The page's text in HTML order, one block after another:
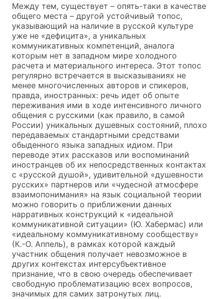
Между тем, существует – опять-таки в качестве
общего места – другой устойчивый топос,
указывающий на наличие в русской культуре
уже не «дефицита», а уникальных
коммуникативных компетенций, аналога
которым нет в западном мире холодного
расчета и материального интереса. Этот топос
регулярно встречается в высказываниях не
менее многочисленных авторов и спикеров,
правда, иностранных: речь идет об опыте
переживания ими в ходе интенсивного личного
общения с русскими (как правило, в самой
России) уникальных душевных состояний, плохо
передаваемых стандартными средствами
обыденного языка западных идиом. При
переводе этих рассказов или воспоминаний
иностранцев об их непосредственных контактах
с «русской душой», удивительной «душевности
русских» партнеров или «чудесной атмосфере
взаимопонимания» на язык социальной теории
можно говорить о приближении данных
нарративных конструкций к «идеальной
коммуникативной ситуации» (Ю. Хабермас) или
«идеальному коммуникативному сообществу»
(К.-О. Аппель), в рамках которой каждый
участник общения получает невозможное в
других контекстах интерсубъективное
признание, что в свою очередь обеспечивает
свободную проблематизацию всех вопросов,
значимых для самих затронутых лиц.